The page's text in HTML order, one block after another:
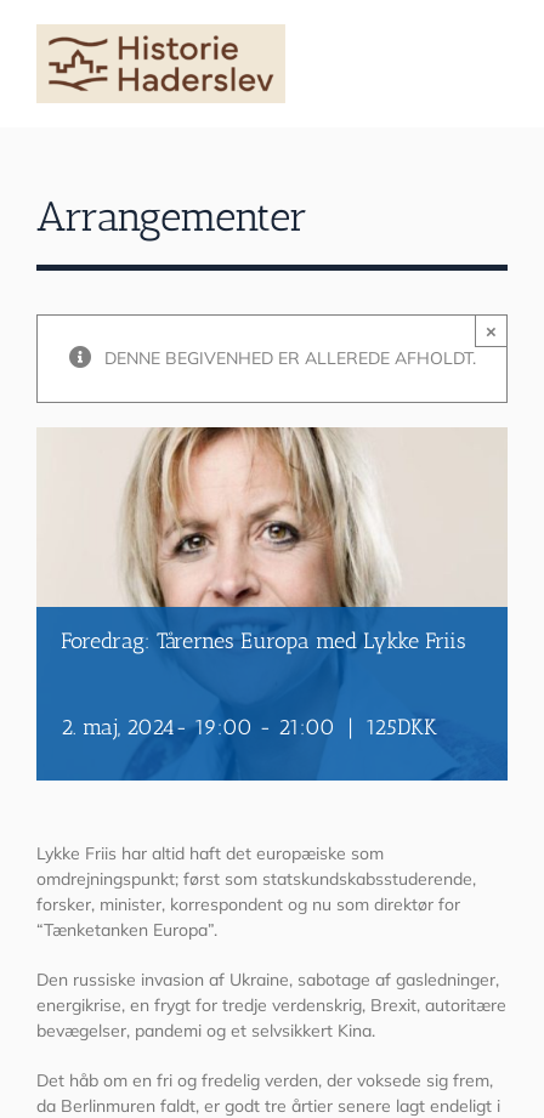
content
Arrangementer
×
DENNE BEGIVENHED ER ALLEREDE AFHOLDT.
Foredrag: Tårernes Europa med Lykke Friis
2. maj, 2024- 19:00 - 21:00 | 125DKK
Lykke Friis har altid haft det europæiske som
omdrejningspunkt; først som statskundskabsstuderende,
forsker, minister, korrespondent og nu som direktør for
“Tænketanken Europa”.
Den russiske invasion af Ukraine, sabotage af gasledninger,
energikrise, en frygt for tredje verdenskrig, Brexit, autoritære
bevægelser, pandemi og et selvsikkert Kina.
Det håb om en fri og fredelig verden, der voksede sig frem,
da Berlinmuren faldt, er godt tre årtier senere lagt endeligt i